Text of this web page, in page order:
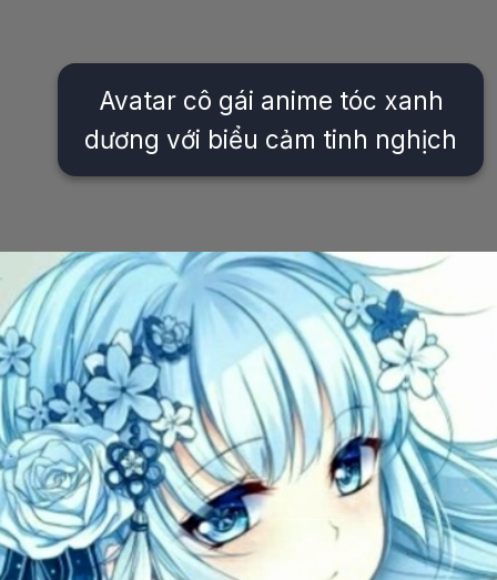
Avatar cô gái anime tóc xanh
dương với biểu cảm tinh nghịch
Đang mở